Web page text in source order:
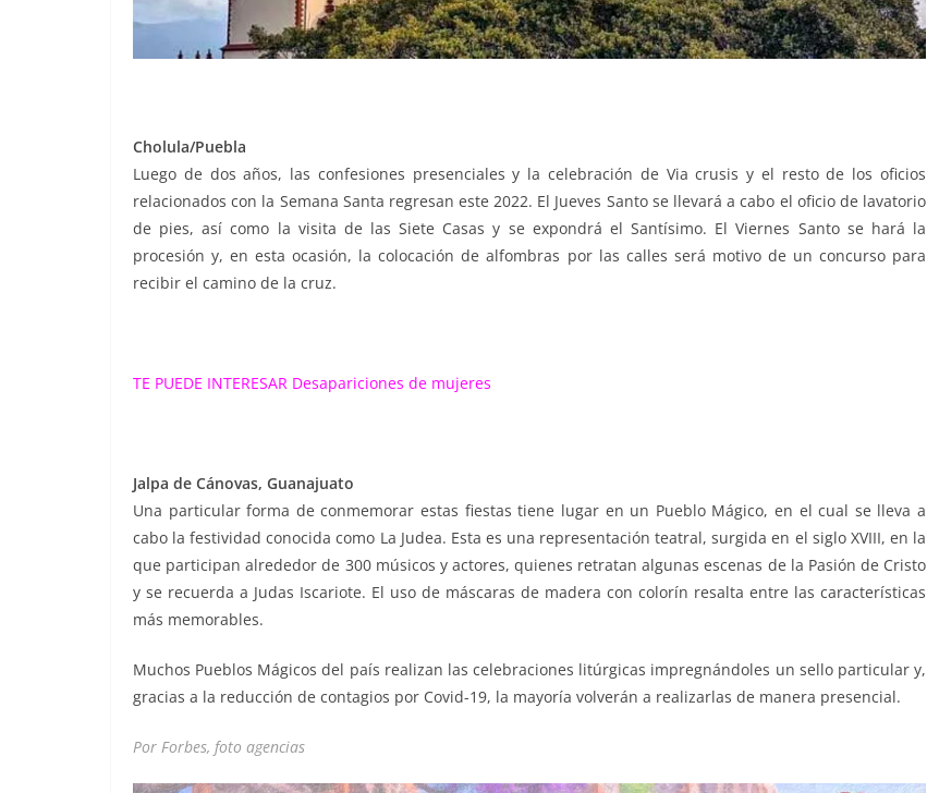
Cholula/Puebla
Luego de dos años, las confesiones presenciales y la celebración de Via crusis y el resto de los oficios
relacionados con la Semana Santa regresan este 2022. El Jueves Santo se llevará a cabo el oficio de lavatorio
de pies, así como la visita de las Siete Casas y se expondrá el Santísimo. El Viernes Santo se hará la
procesión y, en esta ocasión, la colocación de alfombras por las calles será motivo de un concurso para
recibir el camino de la cruz.
TE PUEDE INTERESAR Desapariciones de mujeres
Jalpa de Cánovas, Guanajuato
Una particular forma de conmemorar estas fiestas tiene lugar en un Pueblo Mágico, en el cual se lleva a
cabo la festividad conocida como La Judea. Esta es una representación teatral, surgida en el siglo XVIII, en la
que participan alrededor de 300 músicos y actores, quienes retratan algunas escenas de la Pasión de Cristo
y se recuerda a Judas Iscariote. El uso de máscaras de madera con colorín resalta entre las características
más memorables.
Muchos Pueblos Mágicos del país realizan las celebraciones litúrgicas impregnándoles un sello particular y,
gracias a la reducción de contagios por Covid-19, la mayoría volverán a realizarlas de manera presencial.
Por Forbes, foto agencias